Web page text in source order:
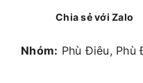
Chia sẻ với Zalo
Nhóm: Phù Điêu, Phù